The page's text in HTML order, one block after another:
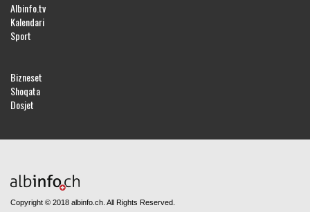
Albinfo.tv
Kalendari
Sport
Bizneset
Shoqata
Dosjet
Copyright © 2018 albinfo.ch. All Rights Reserved.